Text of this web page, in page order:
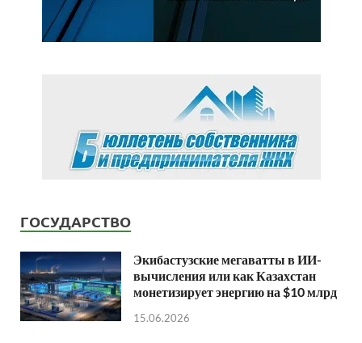
ГОСУДАРСТВО
Экибастузские мегаватты в ИИ-
вычисления или как Казахстан
монетизирует энергию на $10 млрд
15.06.2026